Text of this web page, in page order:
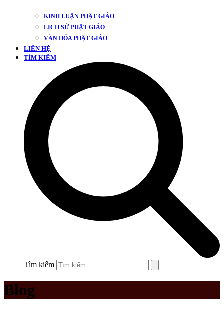
KINH LUẬN PHẬT GIÁO
LỊCH SỬ PHẬT GIÁO
VĂN HÓA PHẬT GIÁO
LIÊN HỆ
TÌM KIẾM
Tìm kiếm
Blog